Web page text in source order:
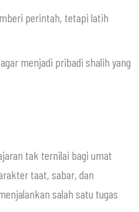
perintah, tetapi latih
menjadi pribadi shalih yang
taat, sabar, dan
salah satu tugas